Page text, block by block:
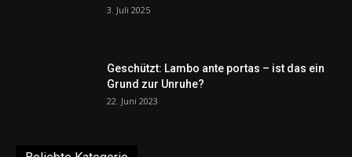
3. Juli 2025
Geschützt: Lambo ante portas – ist das ein
Grund zur Unruhe?
22. Juni 2023